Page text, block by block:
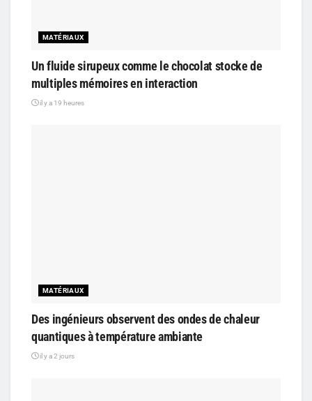
MATÉRIAUX
Un fluide sirupeux comme le chocolat stocke de
multiples mémoires en interaction
il y a 19 heures
MATÉRIAUX
Des ingénieurs observent des ondes de chaleur
quantiques à température ambiante
il y a 2 jours